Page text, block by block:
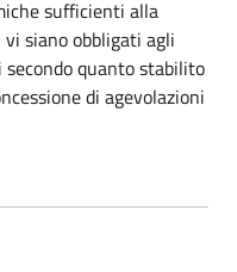
sufficienti alla
siano obbligati agli
quanto stabilito
di agevolazioni